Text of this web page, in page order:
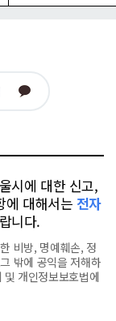
카
시에 대한 신고,
에 대해서는 전자
니다.
비방, 명예훼손, 정
밖에 공익을 저해하
개인정보보호법에